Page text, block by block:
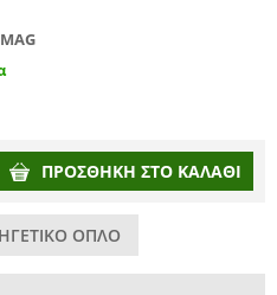
ΠΡΟΣΘΉΚΗ ΣΤΟ ΚΑΛΆΘΙ
ΟΠΛΟ